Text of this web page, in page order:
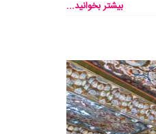
بیشتر بخوانید...